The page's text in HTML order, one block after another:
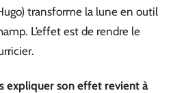
transforme la lune en outil
L’effet est de rendre le
expliquer son effet revient à